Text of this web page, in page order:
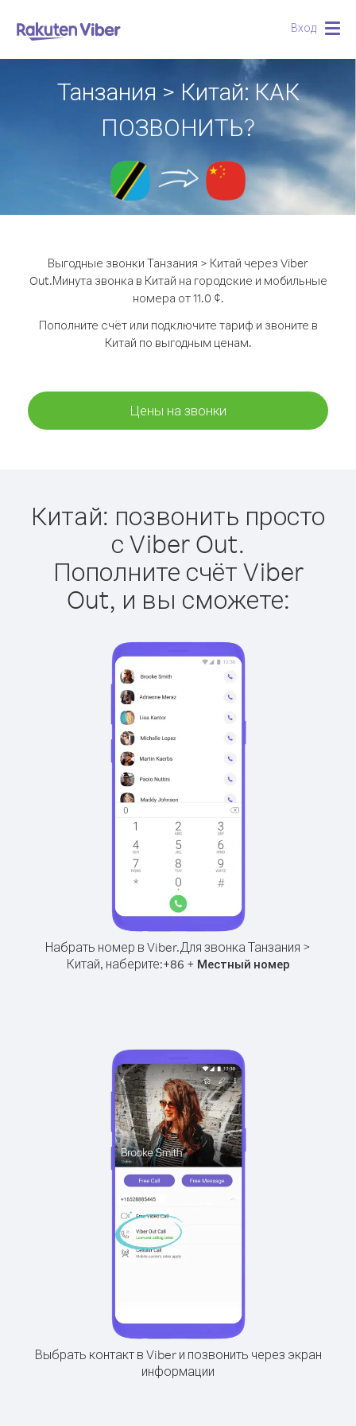
Вход
Танзания > Китай: КАК
ПОЗВОНИТЬ?
Выгодные звонки Танзания > Китай через Viber
Out.Минута звонка в Китай на городские и мобильные
номера от 11.0 ¢.
Пополните счёт или подключите тариф и звоните в
Китай по выгодным ценам.
Цены на звонки
Китай: позвонить просто
с Viber Out.
Пополните счёт Viber
Out, и вы сможете:
Набрать номер в Viber.Для звонка Танзания >
Китай, наберите:+86 + Местный номер
Выбрать контакт в Viber и позвонить через экран
информации